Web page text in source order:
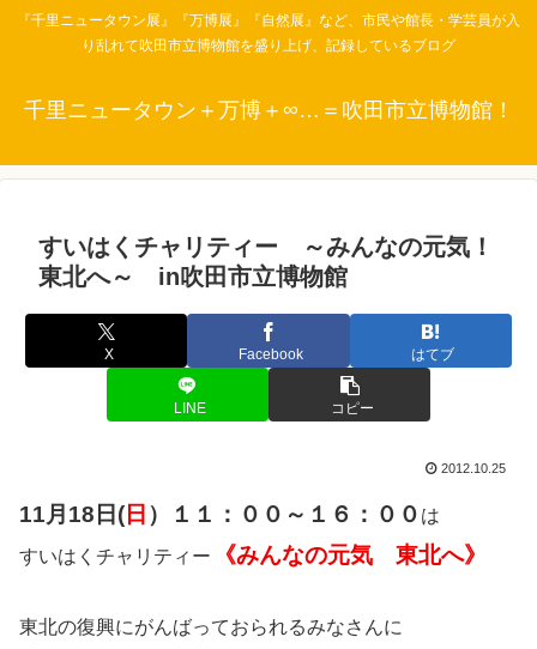
『千里ニュータウン展』『万博展』『自然展』など、市民や館長・学芸員が入
り乱れて吹田市立博物館を盛り上げ、記録しているブログ
千里ニュータウン＋万博＋∞…＝吹田市立博物館！
すいはくチャリティー ～みんなの元気！
東北へ～ in吹田市立博物館
X Facebook はてブ
LINE コピー
2012.10.25
11月18日( 日 ）１１：００～１６：００ は
すいはくチャリティー
《みんなの元気 東北へ》
東北の復興にがんばっておられるみなさんに